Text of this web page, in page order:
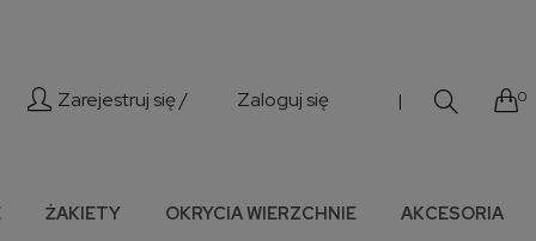
Zarejestruj się / Zaloguj się | 0
ŻAKIETY OKRYCIA WIERZCHNIE AKCESORIA